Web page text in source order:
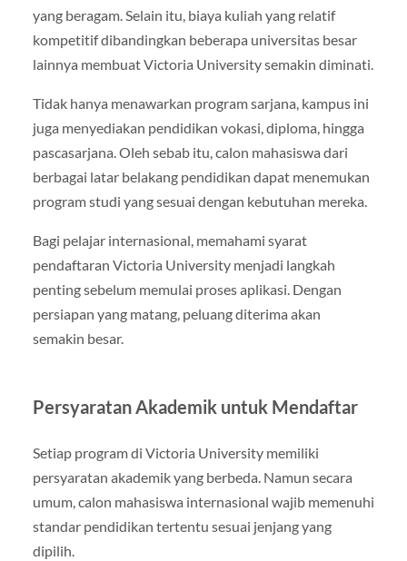
yang beragam. Selain itu, biaya kuliah yang relatif
kompetitif dibandingkan beberapa universitas besar
lainnya membuat Victoria University semakin diminati.
Tidak hanya menawarkan program sarjana, kampus ini
juga menyediakan pendidikan vokasi, diploma, hingga
pascasarjana. Oleh sebab itu, calon mahasiswa dari
berbagai latar belakang pendidikan dapat menemukan
program studi yang sesuai dengan kebutuhan mereka.
Bagi pelajar internasional, memahami syarat
pendaftaran Victoria University menjadi langkah
penting sebelum memulai proses aplikasi. Dengan
persiapan yang matang, peluang diterima akan
semakin besar.
Persyaratan Akademik untuk Mendaftar
Setiap program di Victoria University memiliki
persyaratan akademik yang berbeda. Namun secara
umum, calon mahasiswa internasional wajib memenuhi
standar pendidikan tertentu sesuai jenjang yang
dipilih.